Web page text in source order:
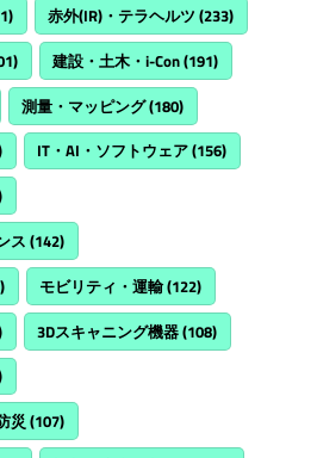
赤外(IR)・テラヘルツ (233)
建設・土木・i-Con(191)
測量・マッピング(180)
IT・AI・ソフトウェア(156)
ス (142)
モビリティ・運輸(122)
3Dスキャニング機器(108)
災(107)